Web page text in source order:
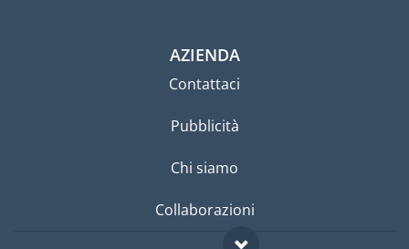
AZIENDA
Contattaci
Pubblicità
Chi siamo
Collaborazioni